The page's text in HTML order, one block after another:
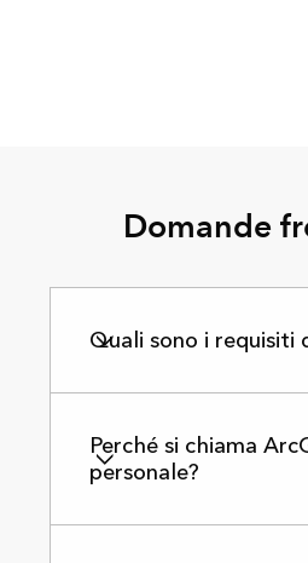
Domande
Quali sono i requisiti
Perché si chiama
personale?